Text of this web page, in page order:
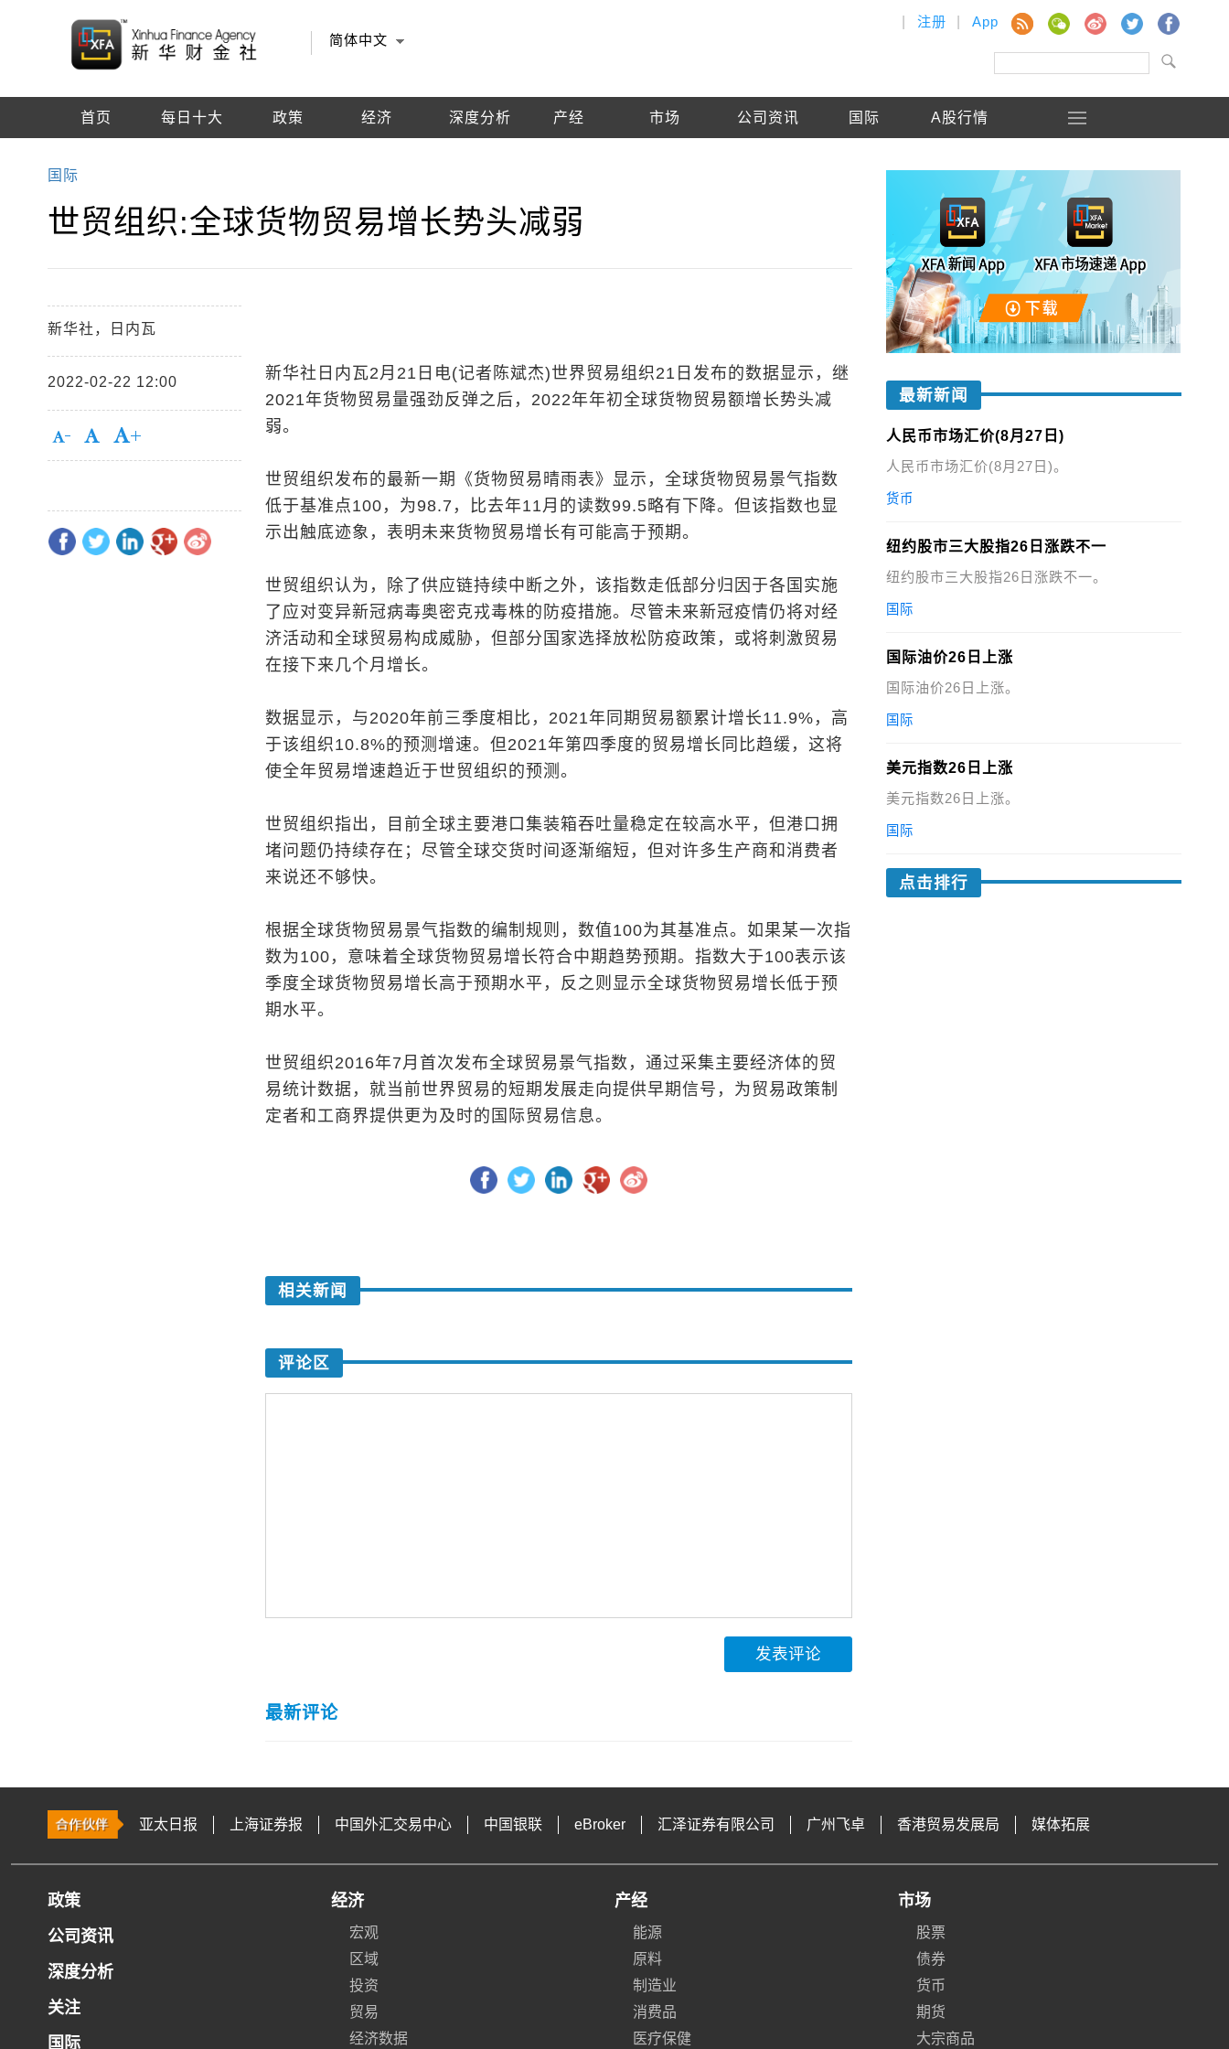
简体中文
注册 App
首页 每日十大 政策 经济 深度分析 产经 市场 公司资讯 国际 A股行情
国际
世贸组织:全球货物贸易增长势头减弱
新华社，日内瓦
2022-02-22 12:00
新华社日内瓦2月21日电(记者陈斌杰)世界贸易组织21日发布的数据显示，继
2021年货物贸易量强劲反弹之后，2022年年初全球货物贸易额增长势头减
弱。
世贸组织发布的最新一期《货物贸易晴雨表》显示，全球货物贸易景气指数
低于基准点100，为98.7，比去年11月的读数99.5略有下降。但该指数也显
示出触底迹象，表明未来货物贸易增长有可能高于预期。
世贸组织认为，除了供应链持续中断之外，该指数走低部分归因于各国实施
了应对变异新冠病毒奥密克戎毒株的防疫措施。尽管未来新冠疫情仍将对经
济活动和全球贸易构成威胁，但部分国家选择放松防疫政策，或将刺激贸易
在接下来几个月增长。
数据显示，与2020年前三季度相比，2021年同期贸易额累计增长11.9%，高
于该组织10.8%的预测增速。但2021年第四季度的贸易增长同比趋缓，这将
使全年贸易增速趋近于世贸组织的预测。
世贸组织指出，目前全球主要港口集装箱吞吐量稳定在较高水平，但港口拥
堵问题仍持续存在；尽管全球交货时间逐渐缩短，但对许多生产商和消费者
来说还不够快。
根据全球货物贸易景气指数的编制规则，数值100为其基准点。如果某一次指
数为100，意味着全球货物贸易增长符合中期趋势预期。指数大于100表示该
季度全球货物贸易增长高于预期水平，反之则显示全球货物贸易增长低于预
期水平。
世贸组织2016年7月首次发布全球贸易景气指数，通过采集主要经济体的贸
易统计数据，就当前世界贸易的短期发展走向提供早期信号，为贸易政策制
定者和工商界提供更为及时的国际贸易信息。
相关新闻
评论区
发表评论
最新评论
最新新闻
人民币市场汇价(8月27日)
人民币市场汇价(8月27日)。
货币
纽约股市三大股指26日涨跌不一
纽约股市三大股指26日涨跌不一。
国际
国际油价26日上涨
国际油价26日上涨。
国际
美元指数26日上涨
美元指数26日上涨。
国际
点击排行
亚太日报 上海证券报 中国外汇交易中心 中国银联 eBroker 汇泽证券有限公司 广州飞卓 香港贸易发展局 媒体拓展
政策
公司资讯
深度分析
关注
国际
经济
宏观
区域
投资
贸易
经济数据
产经
能源
原料
制造业
消费品
医疗保健
市场
股票
债券
货币
期货
大宗商品